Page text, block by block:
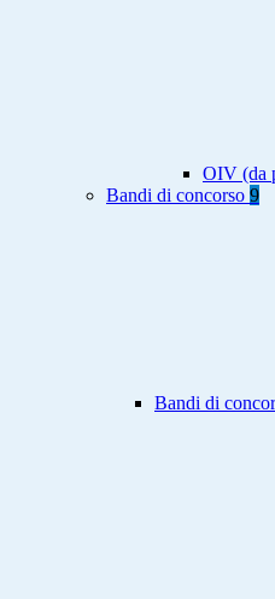
OIV (da
Bandi di concorso 9
Bandi di